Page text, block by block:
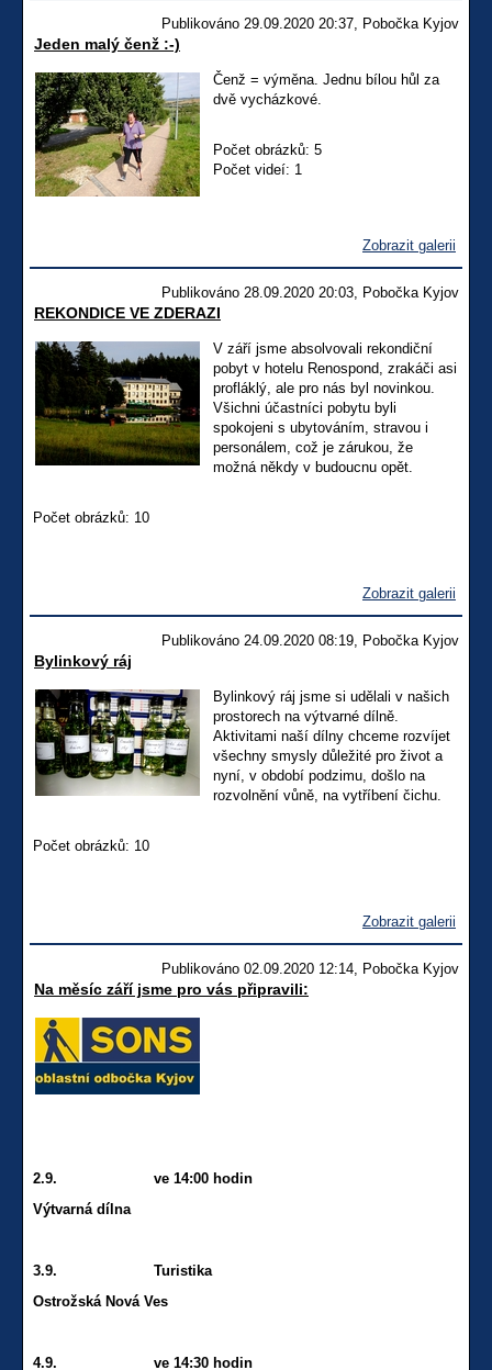
Publikováno 29.09.2020 20:37, Pobočka Kyjov
Jeden malý čenž :-)
Čenž = výměna. Jednu bílou hůl za
dvě vycházkové.
Počet obrázků: 5
Počet videí: 1
Zobrazit galerii
Publikováno 28.09.2020 20:03, Pobočka Kyjov
REKONDICE VE ZDERAZI
V září jsme absolvovali rekondiční
pobyt v hotelu Renospond, zrakáči asi
profláklý, ale pro nás byl novinkou.
Všichni účastníci pobytu byli
spokojeni s ubytováním, stravou i
personálem, což je zárukou, že
možná někdy v budoucnu opět.
Počet obrázků: 10
Zobrazit galerii
Publikováno 24.09.2020 08:19, Pobočka Kyjov
Bylinkový ráj
Bylinkový ráj jsme si udělali v našich
prostorech na výtvarné dílně.
Aktivitami naší dílny chceme rozvíjet
všechny smysly důležité pro život a
nyní, v období podzimu, došlo na
rozvolnění vůně, na vytříbení čichu.
Počet obrázků: 10
Zobrazit galerii
Publikováno 02.09.2020 12:14, Pobočka Kyjov
Na měsíc září jsme pro vás připravili:
2.9. ve 14:00 hodin
Výtvarná dílna
3.9. Turistika
Ostrožská Nová Ves
4.9. ve 14:30 hodin